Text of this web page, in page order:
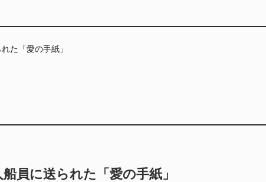
た「愛の手紙」
員に送られた「愛の手紙」